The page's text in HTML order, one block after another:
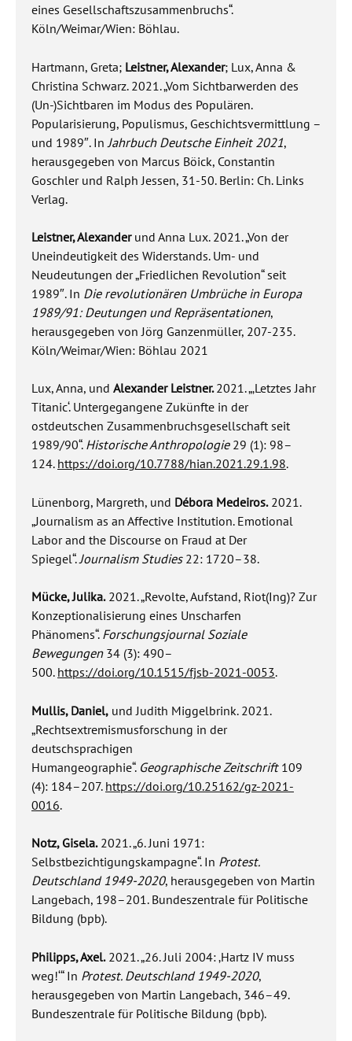
eines Gesellschaftszusammenbruchs“.
Köln/Weimar/Wien: Böhlau.
Hartmann, Greta; Leistner, Alexander; Lux, Anna &
Christina Schwarz. 2021. „Vom Sichtbarwerden des
(Un-)Sichtbaren im Modus des Populären.
Popularisierung, Populismus, Geschichtsvermittlung –
und 1989″. In Jahrbuch Deutsche Einheit 2021,
herausgegeben von Marcus Böick, Constantin
Goschler und Ralph Jessen, 31-50. Berlin: Ch. Links
Verlag.
Leistner, Alexanderund Anna Lux. 2021. „Von der
Uneindeutigkeit des Widerstands. Um- und
Neudeutungen der „Friedlichen Revolution“ seit
1989″. In Die revolutionären Umbrüche in Europa
1989/91: Deutungen und Repräsentationen,
herausgegeben von Jörg Ganzenmüller, 207-235.
Köln/Weimar/Wien: Böhlau 2021
Lux, Anna, und Alexander Leistner.2021. „‚Letztes Jahr
Titanic‘. Untergegangene Zukünfte in der
ostdeutschen Zusammenbruchsgesellschaft seit
1989/90“.Historische Anthropologie29 (1): 98–
124.https://doi.org/10.7788/hian.2021.29.1.98.
Lünenborg, Margreth, und Débora Medeiros.2021.
„Journalism as an Affective Institution. Emotional
Labor and the Discourse on Fraud at Der
Spiegel“.Journalism Studies22: 1720–38.
Mücke, Julika.2021. „Revolte, Aufstand, Riot(Ing)? Zur
Konzeptionalisierung eines Unscharfen
Phänomens“.Forschungsjournal Soziale
Bewegungen34 (3): 490–
500.https://doi.org/10.1515/fjsb-2021-0053.
Mullis, Daniel, und Judith Miggelbrink. 2021.
„Rechtsextremismusforschung in der
deutschsprachigen
Humangeographie“. Geographische Zeitschrift109
(4): 184–207.https://doi.org/10.25162/gz-2021-
0016.
Notz, Gisela.2021. „6. Juni 1971:
Selbstbezichtigungskampagne“. In Protest.
Deutschland 1949-2020, herausgegeben von Martin
Langebach, 198–201. Bundeszentrale für Politische
Bildung (bpb).
Philipps, Axel.2021. „26. Juli 2004: ‚Hartz IV muss
weg!‘“ In Protest. Deutschland 1949-2020,
herausgegeben von Martin Langebach, 346–49.
Bundeszentrale für Politische Bildung (bpb).